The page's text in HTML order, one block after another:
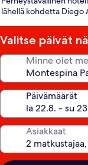
majoituspaikka
lähellä kohdetta Diego
Valitse päivät
Minne olet
Päivämäärät
Asiakkaat